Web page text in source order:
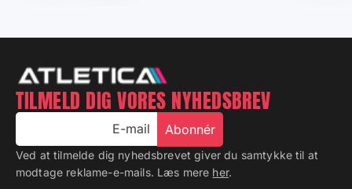
TILMELD DIG VORES NYHEDSBREV
E-mail Abonnér
Ved at tilmelde dig nyhedsbrevet giver du samtykke til at
modtage reklame-e-mails. Læs mere her.